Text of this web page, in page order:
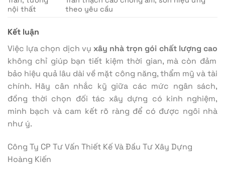
nội thất
theo yêu cầu
Kết luận
Việc lựa chọn dịch vụ xây nhà trọn gói chất lượng cao
không chỉ giúp bạn tiết kiệm thời gian, mà còn đảm
bảo hiệu quả lâu dài về mặt công năng, thẩm mỹ và tài
chính. Hãy cân nhắc kỹ giữa các mức ngân sách,
đồng thời chọn đối tác xây dựng có kinh nghiệm,
minh bạch và cam kết rõ ràng để có được ngôi nhà
như ý.
Công Ty CP Tư Vấn Thiết Kế Và Đầu Tư Xây Dựng
Hoàng Kiến